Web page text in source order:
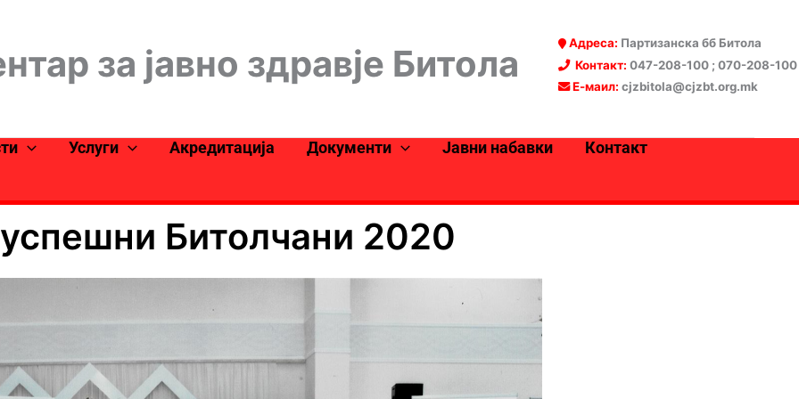
за јавно здравје Битола Адреса: Партизанска бб Битола
Контакт: 047-208-100 ; 070-208-100
Е-маил: cjzbitola@cjzbt.org.mk
Услуги Акредитација Документи Јавни набавки Контакт
Битолчани 2020